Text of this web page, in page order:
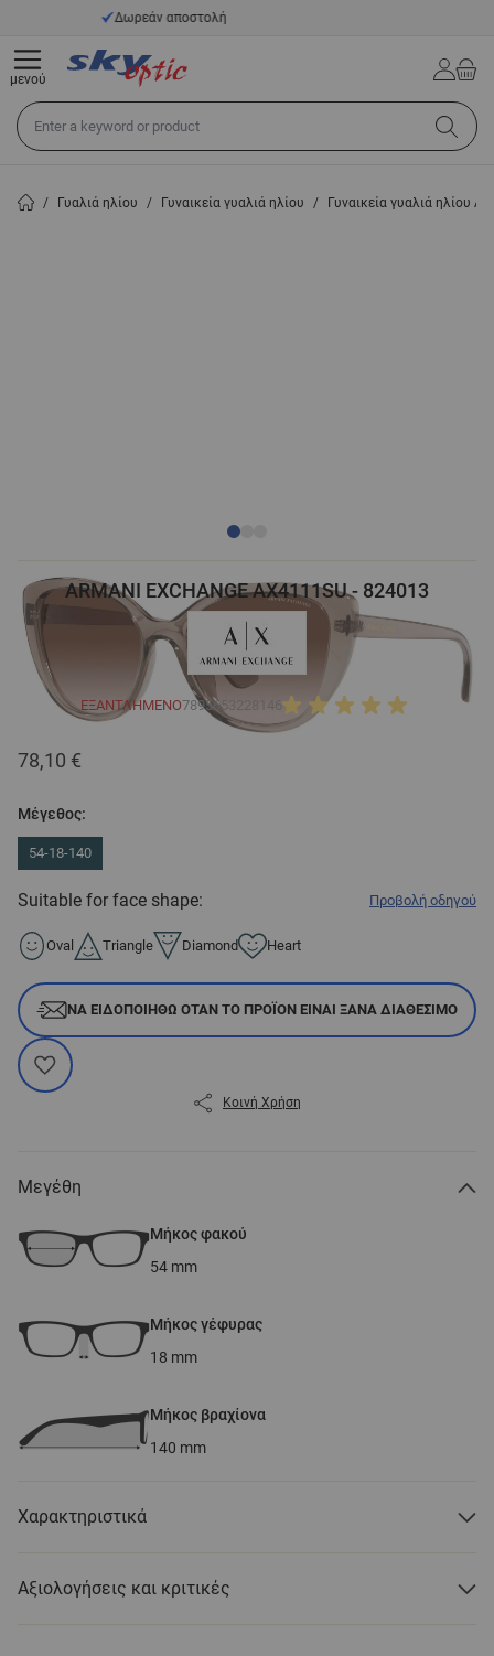
Μετάβαση στο περιεχόμενο
Αναζήτηση σε όλο το κατάστημα...
μενού
/ Γυαλιά ηλίου / Γυναικεία γυαλιά ηλίου / Γυναικεία γυαλιά ηλίου
ARMANI EXCHANGE AX4111SU - 824013
ΕΞΑΝΤΛΗΜΈΝΟ7895653228146
78,10 €
Μέγεθος:
54-18-140
Suitable for face shape: Προβολή οδηγού
Oval Triangle Diamond Heart
ΝΑ ΕΙΔΟΠΟΙΗΘΏ ΌΤΑΝ ΤΟ ΠΡΟΪΌΝ ΕΊΝΑΙ ΞΑΝΆ ΔΙΑΘΈΣΙΜΟ
Κοινή Χρήση
Μεγέθη
Μήκος φακού
54 mm
Μήκος γέφυρας
18 mm
Μήκος βραχίονα
140 mm
Χαρακτηριστικά
Αξιολογήσεις και κριτικές